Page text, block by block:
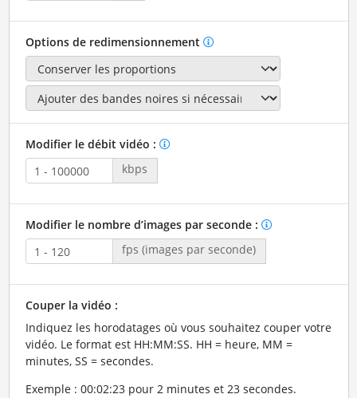
Options de redimensionnement
Modifier le débit vidéo :
kbps
Modifier le nombre d’images par seconde :
fps (images par seconde)
Couper la vidéo :
Indiquez les horodatages où vous souhaitez couper votre
vidéo. Le format est HH:MM:SS. HH = heure, MM =
minutes, SS = secondes.
Exemple : 00:02:23 pour 2 minutes et 23 secondes.